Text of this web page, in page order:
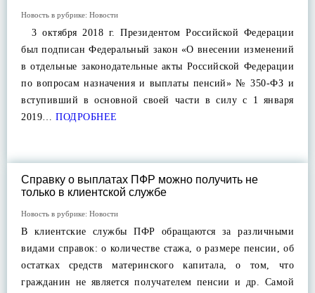
Новость в рубрике: Новости
3 октября 2018 г. Президентом Российской Федерации
был подписан Федеральный закон «О внесении изменений
в отдельные законодательные акты Российской Федерации
по вопросам назначения и выплаты пенсий» № 350-ФЗ и
вступивший в основной своей части в силу с 1 января
2019… ПОДРОБНЕЕ
Справку о выплатах ПФР можно получить не
только в клиентской службе
Новость в рубрике: Новости
В клиентские службы ПФР обращаются за различными
видами справок: о количестве стажа, о размере пенсии, об
остатках средств материнского капитала, о том, что
гражданин не является получателем пенсии и др. Самой